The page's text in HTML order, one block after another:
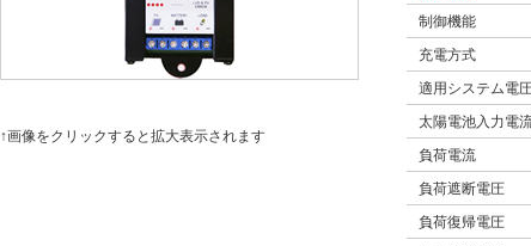
↑画像をクリックすると拡大表示されます
制御機能
充電方式
適用システム電
太陽電池入力電
負荷電流
負荷遮断電圧
負荷復帰電圧